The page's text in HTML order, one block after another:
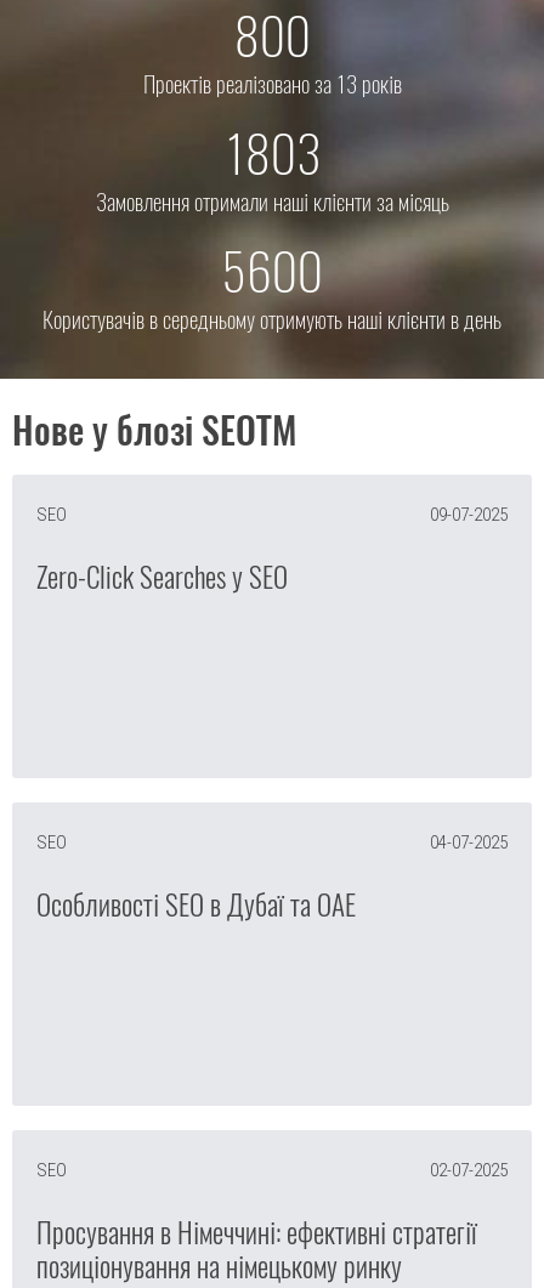
800
Проектів реалізовано за 13 років
1803
Замовлення отримали наші клієнти за місяць
5600
Користувачів в середньому отримують наші клієнти в день
Нове у блозі SEOTM
SEO 09-07-2025
Zero-Click Searches у SEO
SEO 04-07-2025
Особливості SEO в Дубаї та ОАЕ
SEO 02-07-2025
Просування в Німеччині: ефективні стратегії
позиціонування на німецькому ринку